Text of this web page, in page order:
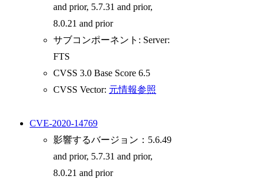
and prior, 5.7.31 and prior,
8.0.21 and prior
サブコンポーネント: Server:
FTS
CVSS 3.0 Base Score 6.5
CVSS Vector: 元情報参照
CVE-2020-14769
影響するバージョン：5.6.49
and prior, 5.7.31 and prior,
8.0.21 and prior